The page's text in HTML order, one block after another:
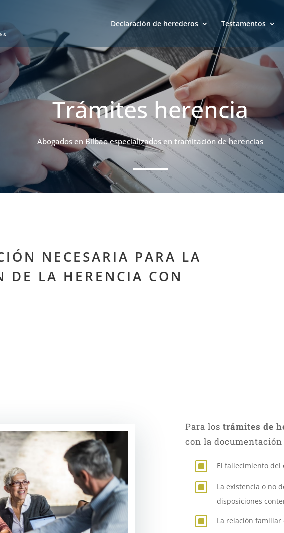
Declaración de herederos Testamentos
Trámites herencia
Abogados en Bilbao especializados en tramitación de herencias
NECESARIA PARA LA
DE LA HERENCIA CON
Para los trámites de
con la
W El fallecimiento del
W
La existencia o no
disposiciones
W La relación